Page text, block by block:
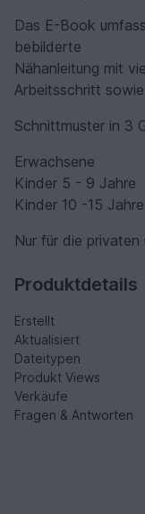
Das E-Book
bebilderte
Nähanleitung mit
Arbeitsschritt
Schnittmuster in 3
Erwachsene
Kinder 5 - 9 Jahre
Kinder 10 -15 Jahre
Nur für die privaten
Produktdetails
Erstellt
Aktualisiert
Dateitypen
Produkt Views
Verkäufe
Fragen & Antworten